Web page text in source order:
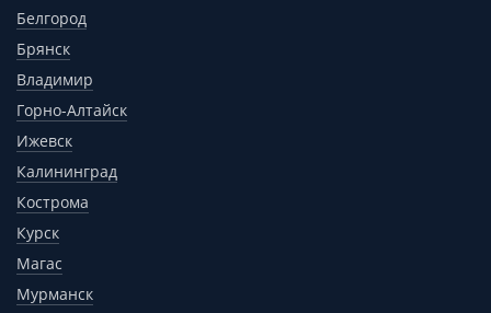
Белгород
Брянск
Владимир
Горно-Алтайск
Ижевск
Калининград
Кострома
Курск
Магас
Мурманск